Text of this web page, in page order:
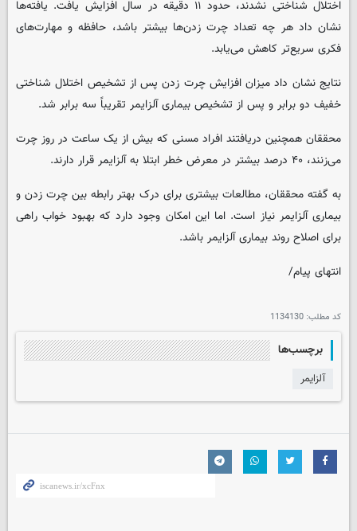
اختلال شناختی نشدند، حدود ۱۱ دقیقه در سال افزایش یافت. یافته‌ها
نشان داد هر چه تعداد چرت زدن‌ها بیشتر باشد، حافظه و مهارت‌های
فکری سریع‌تر کاهش می‌یابد.
نتایج نشان داد میزان افزایش چرت زدن پس از تشخیص اختلال شناختی
خفیف دو برابر و پس از تشخیص بیماری آلزایمر تقریباً سه برابر شد.
محققان همچنین دریافتند افراد مسنی که بیش از یک ساعت در روز چرت
می‌زنند، ۴۰ درصد بیشتر در معرض خطر ابتلا به آلزایمر قرار دارند.
به گفته محققان، مطالعات بیشتری برای درک بهتر رابطه بین چرت زدن و
بیماری آلزایمر نیاز است. اما این امکان وجود دارد که بهبود خواب راهی
برای اصلاح روند بیماری آلزایمر باشد.
انتهای پیام/
کد مطلب: 1134130
برچسب‌ها
آلزایمر